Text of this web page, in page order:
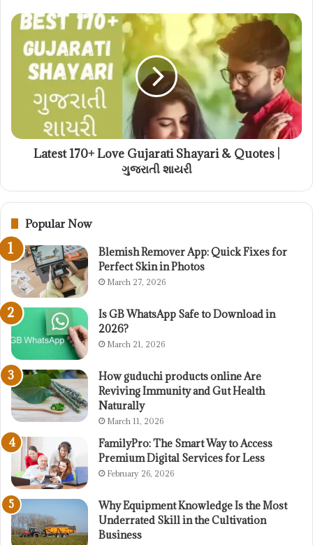
Latest 170+ Love Gujarati Shayari & Quotes |
ગુજરાતી શાયરી
Popular Now
Blemish Remover App: Quick Fixes for
Perfect Skin in Photos
March 27, 2026
Is GB WhatsApp Safe to Download in
2026?
March 21, 2026
How guduchi products online Are
Reviving Immunity and Gut Health
Naturally
March 11, 2026
FamilyPro: The Smart Way to Access
Premium Digital Services for Less
February 26, 2026
Why Equipment Knowledge Is the Most
Underrated Skill in the Cultivation
Business